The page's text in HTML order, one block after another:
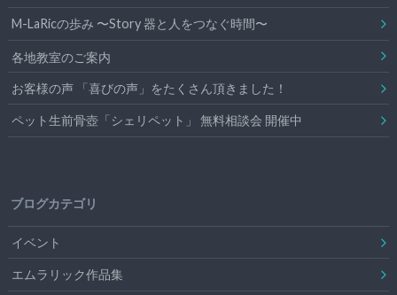
M-LaRicの歩み 〜Story 器と人をつなぐ時間〜
各地教室のご案内
お客様の声 「喜びの声」をたくさん頂きました！
ペット生前骨壺「シェリペット」 無料相談会 開催中
ブログカテゴリ
イベント
エムラリック作品集